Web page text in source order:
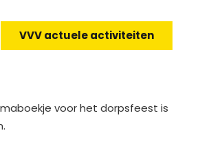
VVV actuele activiteiten
voor het dorpsfeest is